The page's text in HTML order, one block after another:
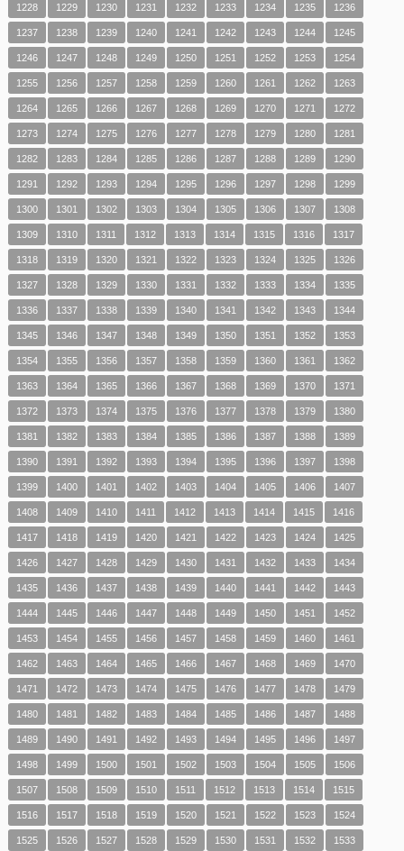
1228 1229 1230 1231 1232 1233 1234 1235 1236
1237 1238 1239 1240 1241 1242 1243 1244 1245
1246 1247 1248 1249 1250 1251 1252 1253 1254
1255 1256 1257 1258 1259 1260 1261 1262 1263
1264 1265 1266 1267 1268 1269 1270 1271 1272
1273 1274 1275 1276 1277 1278 1279 1280 1281
1282 1283 1284 1285 1286 1287 1288 1289 1290
1291 1292 1293 1294 1295 1296 1297 1298 1299
1300 1301 1302 1303 1304 1305 1306 1307 1308
1309 1310 1311 1312 1313 1314 1315 1316 1317
1318 1319 1320 1321 1322 1323 1324 1325 1326
1327 1328 1329 1330 1331 1332 1333 1334 1335
1336 1337 1338 1339 1340 1341 1342 1343 1344
1345 1346 1347 1348 1349 1350 1351 1352 1353
1354 1355 1356 1357 1358 1359 1360 1361 1362
1363 1364 1365 1366 1367 1368 1369 1370 1371
1372 1373 1374 1375 1376 1377 1378 1379 1380
1381 1382 1383 1384 1385 1386 1387 1388 1389
1390 1391 1392 1393 1394 1395 1396 1397 1398
1399 1400 1401 1402 1403 1404 1405 1406 1407
1408 1409 1410 1411 1412 1413 1414 1415 1416
1417 1418 1419 1420 1421 1422 1423 1424 1425
1426 1427 1428 1429 1430 1431 1432 1433 1434
1435 1436 1437 1438 1439 1440 1441 1442 1443
1444 1445 1446 1447 1448 1449 1450 1451 1452
1453 1454 1455 1456 1457 1458 1459 1460 1461
1462 1463 1464 1465 1466 1467 1468 1469 1470
1471 1472 1473 1474 1475 1476 1477 1478 1479
1480 1481 1482 1483 1484 1485 1486 1487 1488
1489 1490 1491 1492 1493 1494 1495 1496 1497
1498 1499 1500 1501 1502 1503 1504 1505 1506
1507 1508 1509 1510 1511 1512 1513 1514 1515
1516 1517 1518 1519 1520 1521 1522 1523 1524
1525 1526 1527 1528 1529 1530 1531 1532 1533